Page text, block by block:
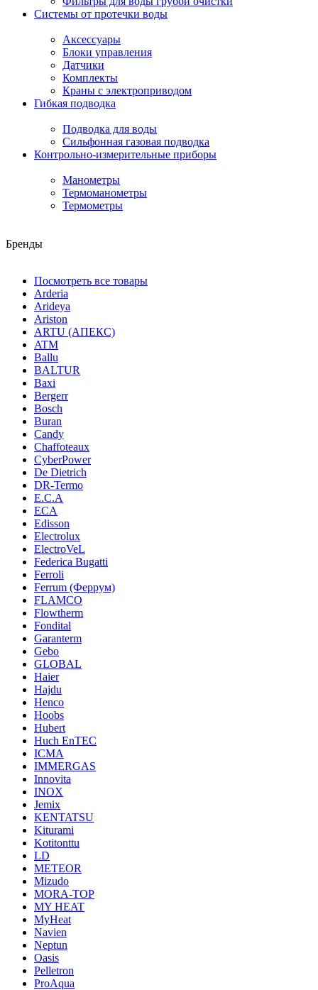
Системы от протечки воды
Аксессуары
Блоки управления
Датчики
Комплекты
Краны с электроприводом
Гибкая подводка
Подводка для воды
Сильфонная газовая подводка
Контрольно-измерительные приборы
Манометры
Термоманометры
Термометры
Бренды
Посмотреть все товары
Arderia
Arideya
Ariston
ARTU (АПЕКС)
ATM
Ballu
BALTUR
Baxi
Bergerr
Bosch
Buran
Candy
Chaffoteaux
CyberPower
De Dietrich
DR-Termo
E.C.A
ECA
Edisson
Electrolux
ElectroVeL
Federica Bugatti
Ferroli
Ferrum (Феррум)
FLAMCO
Flowtherm
Fondital
Garanterm
Gebo
GLOBAL
Haier
Hajdu
Henco
Hoobs
Hubert
Huch EnTEC
ICMA
IMMERGAS
Innovita
INOX
Jemix
KENTATSU
Kiturami
Kotitonttu
LD
METEOR
Mizudo
MORA-TOP
MY HEAT
MyHeat
Navien
Neptun
Oasis
Pelletron
ProAqua